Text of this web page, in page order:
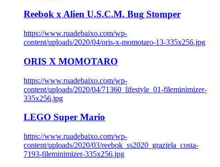
Reebok x Alien U.S.C.M. Bug Stomper
https://www.ruadebaixo.com/wp-
content/uploads/2020/04/oris-x-momotaro-13-335x256.jpg
ORIS X MOMOTARO
https://www.ruadebaixo.com/wp-
content/uploads/2020/04/71360_lifestyle_01-fileminimizer-
335x256.jpg
LEGO Super Mario
https://www.ruadebaixo.com/wp-
content/uploads/2020/03/reebok_ss2020_graziela_costa-
7193-fileminimizer-335x256.jpg